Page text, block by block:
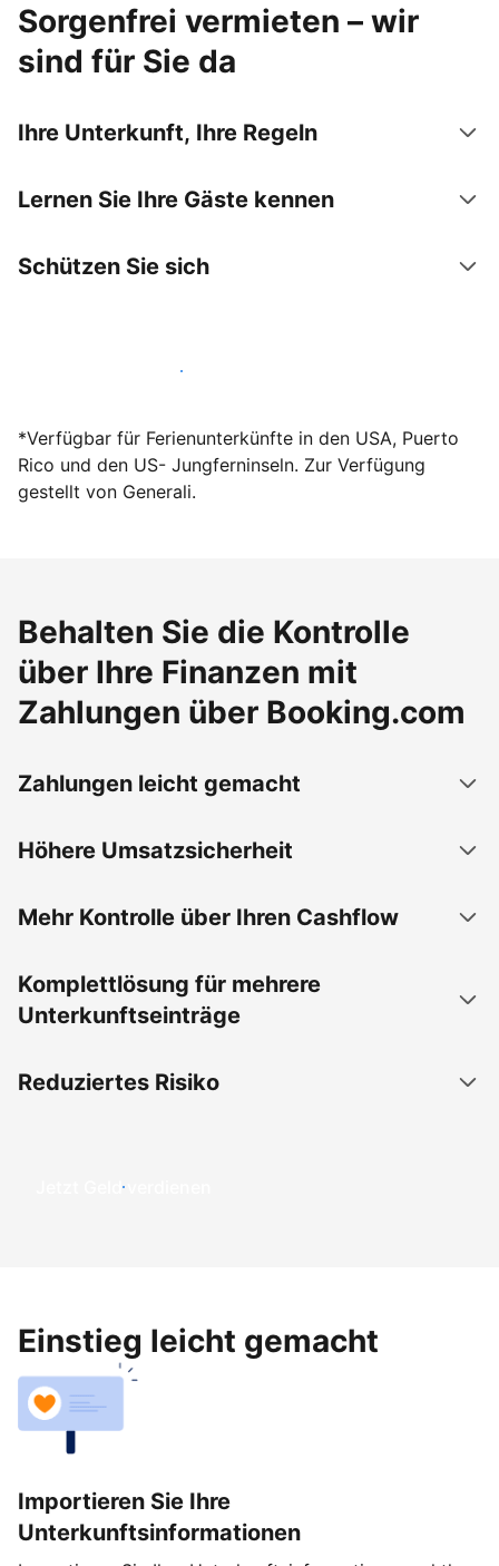
Sorgenfrei vermieten – wir
sind für Sie da
Ihre Unterkunft, Ihre Regeln
Lernen Sie Ihre Gäste kennen
Schützen Sie sich
Werden Sie noch heute Gastgeber
*Verfügbar für Ferienunterkünfte in den USA, Puerto
Rico und den US- Jungferninseln. Zur Verfügung
gestellt von Generali.
Behalten Sie die Kontrolle
über Ihre Finanzen mit
Zahlungen über Booking.com
Zahlungen leicht gemacht
Höhere Umsatzsicherheit
Mehr Kontrolle über Ihren Cashflow
Komplettlösung für mehrere
Unterkunftseinträge
Reduziertes Risiko
Jetzt Geld verdienen
Einstieg leicht gemacht
Importieren Sie Ihre
Unterkunftsinformationen